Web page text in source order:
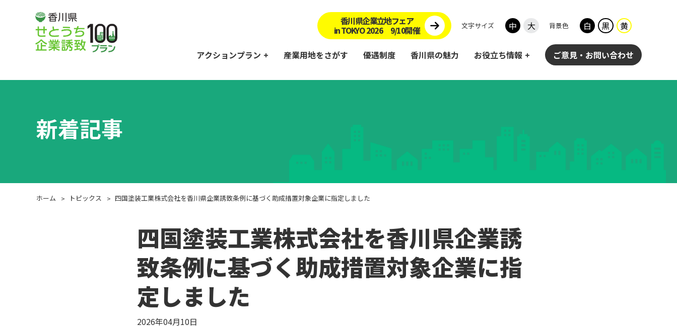
香川県企業立地フェア
in TOKYO 2026 9/10開催 文字サイズ 中 大 背景色 白 黒 黄
アクションプラン
企業誘致の基盤となる用地の確保
各種技術支援・ワンストップサービスの一層 の充実
産業用地をさがす 優遇制度 香川県の魅力 お役立ち情報
松尾「産業AI参与」による
ご意見・お問い合わせ
新着記事
ホーム トピックス 四国塗装工業株式会社を香川県企業誘致条例に基づく助成措置対象企業に指定しました
四国塗装工業株式会社を香川県企業誘
致条例に基づく助成措置対象企業に指
定しました
2026年04月10日